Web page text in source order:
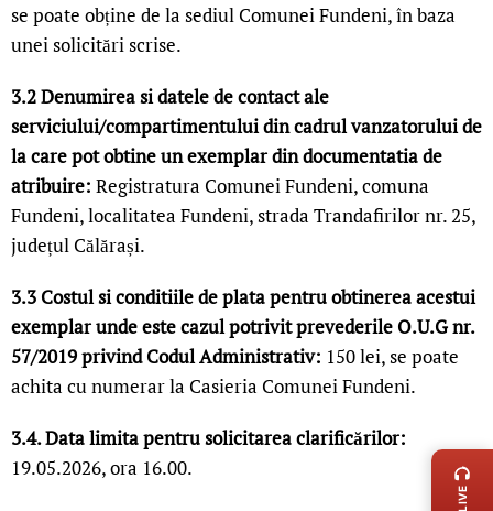
se poate obține de la sediul Comunei Fundeni, în baza
unei solicitări scrise.
3.2 Denumirea si datele de contact ale
serviciului/compartimentului din cadrul vanzatorului de
la care pot obtine un exemplar din documentatia de
atribuire: Registratura Comunei Fundeni, comuna
Fundeni, localitatea Fundeni, strada Trandafirilor nr. 25,
județul Călărași.
3.3 Costul si conditiile de plata pentru obtinerea acestui
exemplar unde este cazul potrivit prevederile O.U.G nr.
57/2019 privind Codul Administrativ: 150 lei, se poate
achita cu numerar la Casieria Comunei Fundeni.
3.4. Data limita pentru solicitarea clarificărilor:
19.05.2026, ora 16.00.